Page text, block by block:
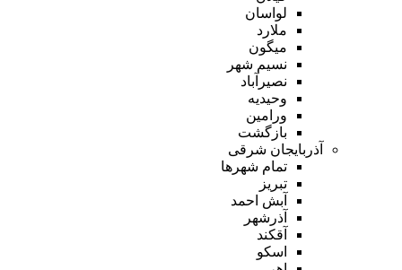
لواسان
ملارد
میگون
نسیم شهر
نصیرآباد
وحیدیه
ورامین
بازگشت
آذربایجان شرقی
تمام شهر‌ها
تبریز
آبش احمد
آذرشهر
آقکند
اسکو